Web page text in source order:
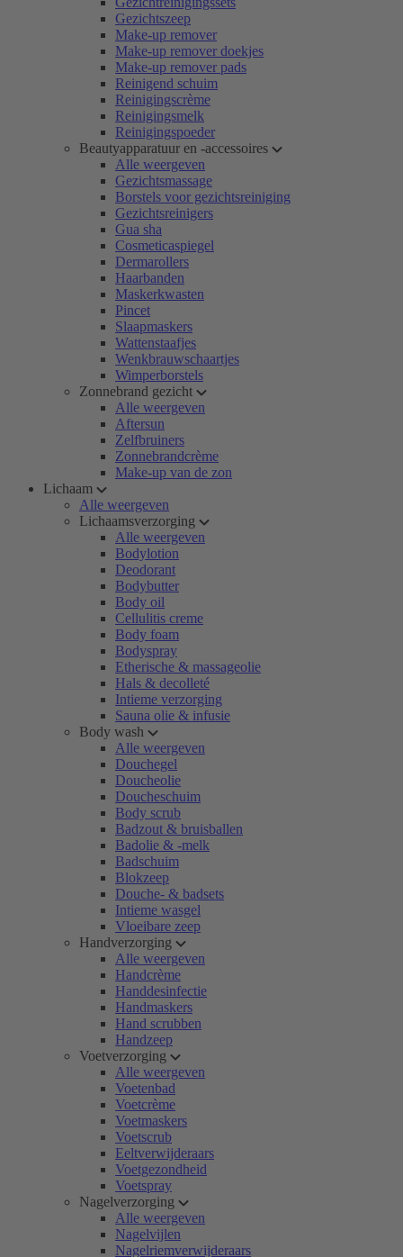
Gezichtszeep
Make-up remover
Make-up remover doekjes
Make-up remover pads
Reinigend schuim
Reinigingscrème
Reinigingsmelk
Reinigingspoeder
Beautyapparatuur en -accessoires
Alle weergeven
Gezichtsmassage
Borstels voor gezichtsreiniging
Gezichtsreinigers
Gua sha
Cosmeticaspiegel
Dermarollers
Haarbanden
Maskerkwasten
Pincet
Slaapmaskers
Wattenstaafjes
Wenkbrauwschaartjes
Wimperborstels
Zonnebrand gezicht
Alle weergeven
Aftersun
Zelfbruiners
Zonnebrandcrème
Make-up van de zon
Lichaam
Alle weergeven
Lichaamsverzorging
Alle weergeven
Bodylotion
Deodorant
Bodybutter
Body oil
Cellulitis creme
Body foam
Bodyspray
Etherische & massageolie
Hals & decolleté
Intieme verzorging
Sauna olie & infusie
Body wash
Alle weergeven
Douchegel
Doucheolie
Doucheschuim
Body scrub
Badzout & bruisballen
Badolie & -melk
Badschuim
Blokzeep
Douche- & badsets
Intieme wasgel
Vloeibare zeep
Handverzorging
Alle weergeven
Handcrème
Handdesinfectie
Handmaskers
Hand scrubben
Handzeep
Voetverzorging
Alle weergeven
Voetenbad
Voetcrème
Voetmaskers
Voetscrub
Eeltverwijderaars
Voetgezondheid
Voetspray
Nagelverzorging
Alle weergeven
Nagelvijlen
Nagelriemverwijderaars